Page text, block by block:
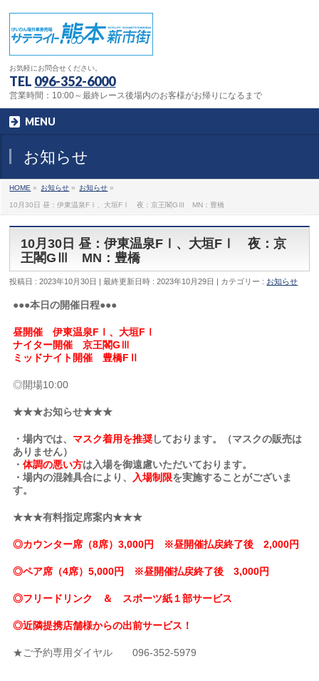
お気軽にお問合せください。
TEL 096-352-6000
営業時間：10:00～最終レース後場内のお客様がお帰りになるまで
MENU
お知らせ
HOME » お知らせ » お知らせ »
10月30日 昼：伊東温泉FⅠ、大垣FⅠ 夜：京王閣GⅢ MN：豊橋
10月30日 昼：伊東温泉FⅠ、大垣FⅠ 夜：京
王閣GⅢ MN：豊橋
投稿日 : 2023年10月30日 最終更新日時 : 2023年10月29日 カテゴリー : お知らせ
●●●本日の開催日程●●●
昼開催 伊東温泉FⅠ、大垣FⅠ
ナイター開催 京王閣GⅢ
ミッドナイト開催 豊橋FⅡ
◎開場10:00
★★★お知らせ★★★
・場内では、 マスク着用を推奨しております。（マスクの販売は
ありません）
・体調の悪い方は入場を御遠慮いただいております。
・場内の混雑具合により、
入場制限を実施することがございま
す。
★★★有料指定席案内★★★
◎カウンター席（8席）3,000円 ※昼開催払戻終了後 2,000円
◎ペア席（4席）5,000円 ※昼開催払戻終了後 3,000円
◎フリードリンク ＆ スポーツ紙１部サービス
◎近隣提携店舗様からの出前サービス！
★ご予約専用ダイヤル 096-352-5979